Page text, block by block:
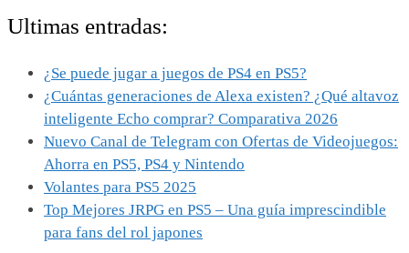
Ultimas entradas:
¿Se puede jugar a juegos de PS4 en PS5?
¿Cuántas generaciones de Alexa existen? ¿Qué altavoz
inteligente Echo comprar? Comparativa 2026
Nuevo Canal de Telegram con Ofertas de Videojuegos:
Ahorra en PS5, PS4 y Nintendo
Volantes para PS5 2025
Top Mejores JRPG en PS5 – Una guía imprescindible
para fans del rol japones